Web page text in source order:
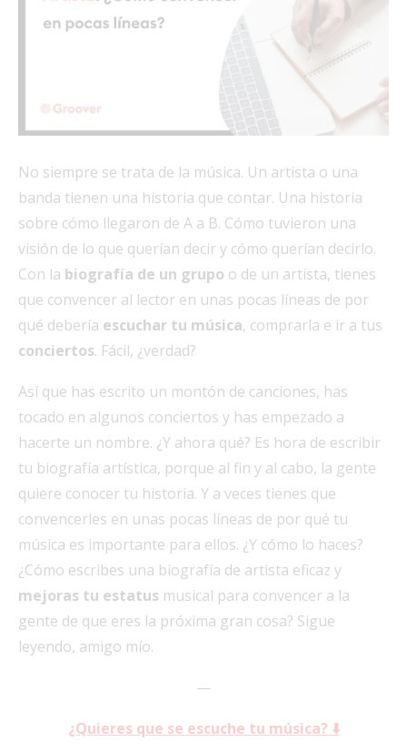
No siempre se trata de la música. Un artista o una
banda tienen una historia que contar. Una historia
sobre cómo llegaron de A a B. Cómo tuvieron una
visión de lo que querían decir y cómo querían decirlo.
Con la biografía de un grupo o de un artista, tienes
que convencer al lector en unas pocas líneas de por
qué debería escuchar tu música, comprarla e ir a tus
conciertos. Fácil, ¿verdad?
Así que has escrito un montón de canciones, has
tocado en algunos conciertos y has empezado a
hacerte un nombre. ¿Y ahora qué? Es hora de escribir
tu biografía artística, porque al fin y al cabo, la gente
quiere conocer tu historia. Y a veces tienes que
convencerles en unas pocas líneas de por qué tu
música es importante para ellos. ¿Y cómo lo haces?
¿Cómo escribes una biografía de artista eficaz y
mejoras tu estatus musical para convencer a la
gente de que eres la próxima gran cosa? Sigue
leyendo, amigo mío.
—
¿Quieres que se escuche tu música? ⬇️